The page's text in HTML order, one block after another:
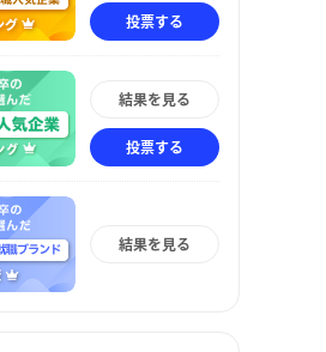
投票する
結果を見る
投票する
結果を見る